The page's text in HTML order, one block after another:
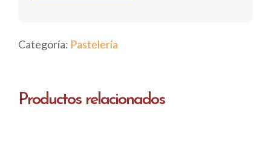
Categoría: Pastelería
Productos relacionados